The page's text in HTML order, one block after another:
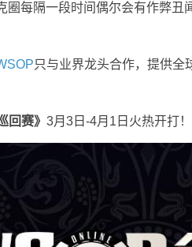
圈每隔一段时间偶尔会有作弊丑
只与业界龙头合作，提供全
回赛》 3月3日-4月1日火热开打！